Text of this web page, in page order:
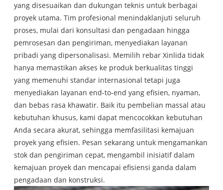
yang disesuaikan dan dukungan teknis untuk berbagai
proyek utama. Tim profesional menindaklanjuti seluruh
proses, mulai dari konsultasi dan pengadaan hingga
pemrosesan dan pengiriman, menyediakan layanan
pribadi yang dipersonalisasi. Memilih rebar Xinlida tidak
hanya memastikan akses ke produk berkualitas tinggi
yang memenuhi standar internasional tetapi juga
menyediakan layanan end-to-end yang efisien, nyaman,
dan bebas rasa khawatir. Baik itu pembelian massal atau
kebutuhan khusus, kami dapat mencocokkan kebutuhan
Anda secara akurat, sehingga memfasilitasi kemajuan
proyek yang efisien. Pesan sekarang untuk mengamankan
stok dan pengiriman cepat, mengambil inisiatif dalam
kemajuan proyek dan mencapai efisiensi ganda dalam
pengadaan dan konstruksi.